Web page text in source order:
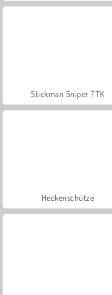
Stickman Sniper TTK
Heckenschütze